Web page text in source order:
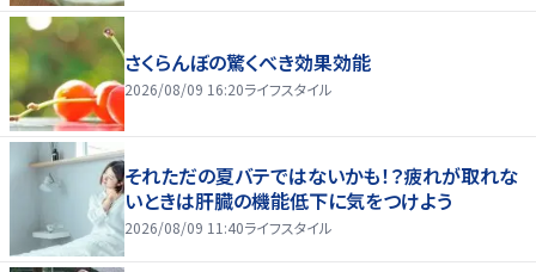
さくらんぼの驚くべき効果効能
2026/08/09 16:20ライフスタイル
それただの夏バテではないかも！？疲れが取れな
いときは肝臓の機能低下に気をつけよう
2026/08/09 11:40ライフスタイル